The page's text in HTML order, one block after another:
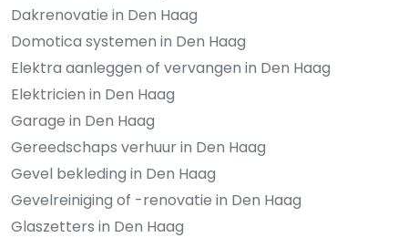
Dakrenovatie in Den Haag
Domotica systemen in Den Haag
Elektra aanleggen of vervangen in Den Haag
Elektricien in Den Haag
Garage in Den Haag
Gereedschaps verhuur in Den Haag
Gevel bekleding in Den Haag
Gevelreiniging of -renovatie in Den Haag
Glaszetters in Den Haag